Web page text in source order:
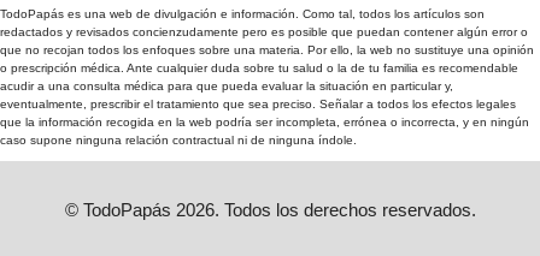
TodoPapás es una web de divulgación e información. Como tal, todos los artículos son
redactados y revisados concienzudamente pero es posible que puedan contener algún error o
que no recojan todos los enfoques sobre una materia. Por ello, la web no sustituye una opinión
o prescripción médica. Ante cualquier duda sobre tu salud o la de tu familia es recomendable
acudir a una consulta médica para que pueda evaluar la situación en particular y,
eventualmente, prescribir el tratamiento que sea preciso. Señalar a todos los efectos legales
que la información recogida en la web podría ser incompleta, errónea o incorrecta, y en ningún
caso supone ninguna relación contractual ni de ninguna índole.
© TodoPapás 2026. Todos los derechos reservados.